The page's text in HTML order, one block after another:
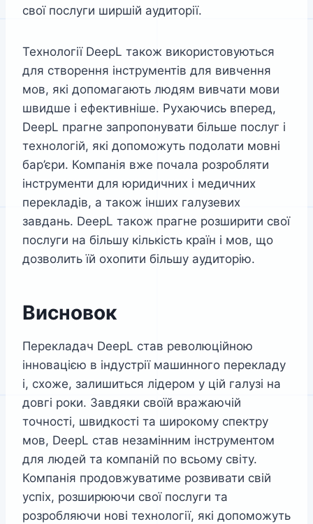
свої послуги ширшій аудиторії.
Технології DeepL також використовуються
для створення інструментів для вивчення
мов, які допомагають людям вивчати мови
швидше і ефективніше. Рухаючись вперед,
DeepL прагне запропонувати більше послуг і
технологій, які допоможуть подолати мовні
бар’єри. Компанія вже почала розробляти
інструменти для юридичних і медичних
перекладів, а також інших галузевих
завдань. DeepL також прагне розширити свої
послуги на більшу кількість країн і мов, що
дозволить їй охопити більшу аудиторію.
Висновок
Перекладач DeepL став революційною
інновацією в індустрії машинного перекладу
і, схоже, залишиться лідером у цій галузі на
довгі роки. Завдяки своїй вражаючій
точності, швидкості та широкому спектру
мов, DeepL став незамінним інструментом
для людей та компаній по всьому світу.
Компанія продовжуватиме розвивати свій
успіх, розширюючи свої послуги та
розробляючи нові технології, які допоможуть